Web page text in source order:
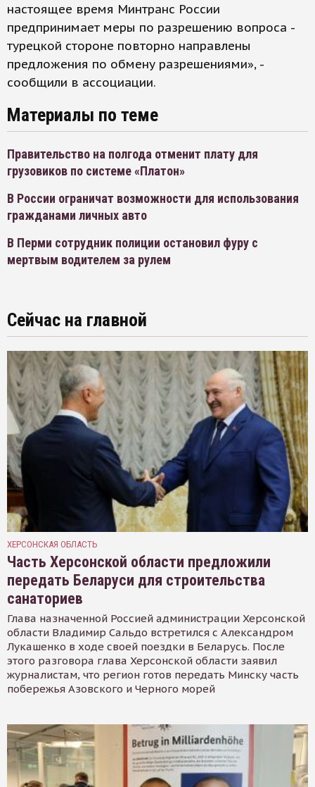
настоящее время Минтранс России
предпринимает меры по разрешению вопроса -
турецкой стороне повторно направлены
предложения по обмену разрешениями», -
сообщили в ассоциации.
Материалы по теме
Правительство на полгода отменит плату для
грузовиков по системе «Платон»
В России ограничат возможности для использования
гражданами личных авто
В Перми сотрудник полиции остановил фуру с
мертвым водителем за рулем
Сейчас на главной
ХЕРСОНСКАЯ ОБЛАСТЬ
Часть Херсонской области предложили
передать Беларуси для строительства
санаториев
Глава назначенной Россией администрации Херсонской
области Владимир Сальдо встретился с Александром
Лукашенко в ходе своей поездки в Беларусь. После
этого разговора глава Херсонской области заявил
журналистам, что регион готов передать Минску часть
побережья Азовского и Черного морей